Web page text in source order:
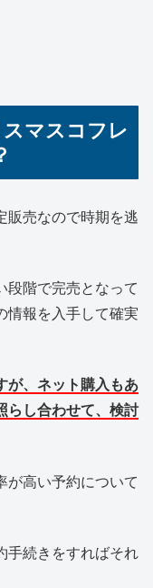
マスコフレ
販売なので時期を逃
段階で完売となって
情報を入手して確実
が、ネット購入もあ
らし合わせて、検討
が高い予約について
手続きをすればそれ